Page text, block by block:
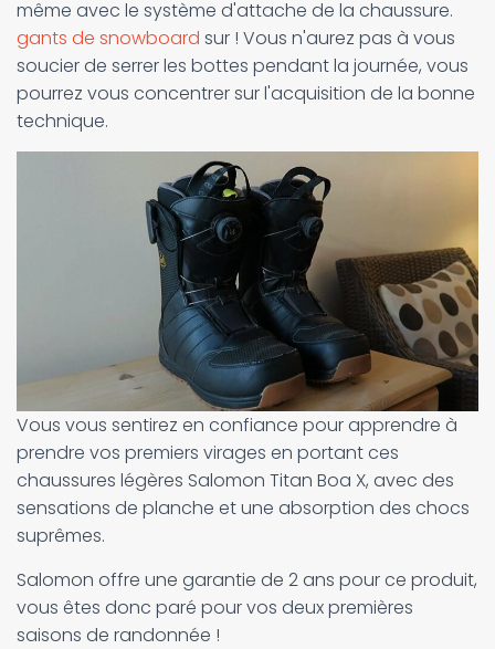
même avec le système d'attache de la chaussure.
gants de snowboard sur ! Vous n'aurez pas à vous
soucier de serrer les bottes pendant la journée, vous
pourrez vous concentrer sur l'acquisition de la bonne
technique.
Vous vous sentirez en confiance pour apprendre à
prendre vos premiers virages en portant ces
chaussures légères Salomon Titan Boa X, avec des
sensations de planche et une absorption des chocs
suprêmes.
Salomon offre une garantie de 2 ans pour ce produit,
vous êtes donc paré pour vos deux premières
saisons de randonnée !